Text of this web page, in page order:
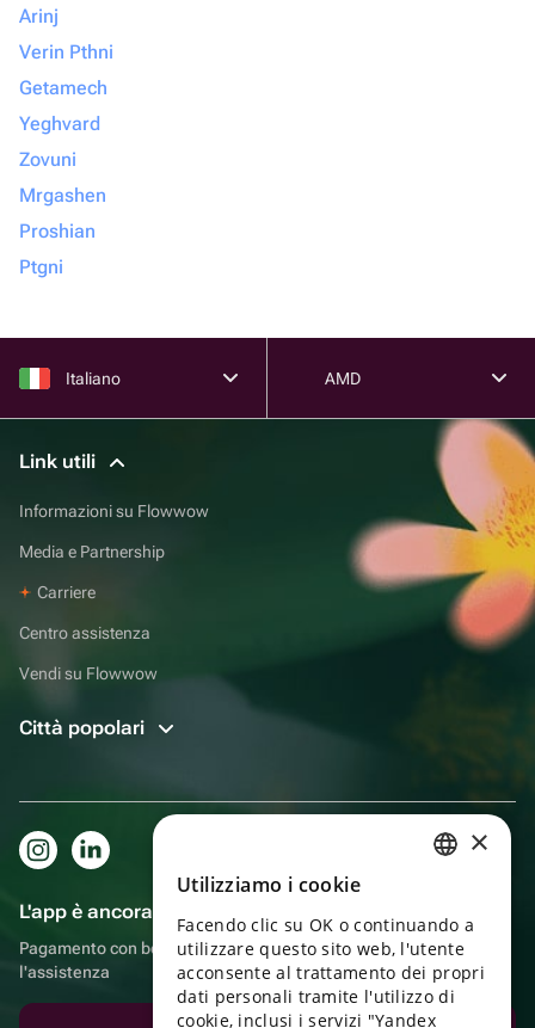
Arinj
Verin Pthni
Getamech
Yeghvard
Zovuni
Mrgashen
Proshian
Ptgni
Italiano AMD
Link utili
Informazioni su Flowwow
Media e Partnership
Carriere
Centro assistenza
Vendi su Flowwow
Città popolari
L'app è ancora più comoda!
Pagamento con bonus, autoconsegna, comoda chat con
l'assistenza
ENGLISH
UKRAINIAN
PORTUGUESE
×
Utilizziamo i cookie
Facendo clic su OK o continuando a
utilizzare questo sito web, l'utente
acconsente al trattamento dei propri
dati personali tramite l'utilizzo di
cookie, inclusi i servizi "Yandex